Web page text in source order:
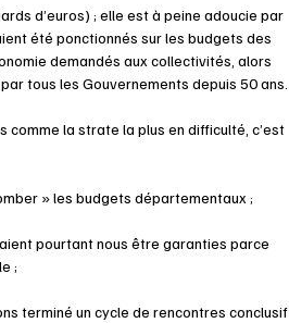
d’euros) ; elle est à peine adoucie par
été ponctionnés sur les budgets des
demandés aux collectivités, alors
tous les Gouvernements depuis 50 ans.
comme la strate la plus en difficulté, c’est
» les budgets départementaux ;
pourtant nous être garanties parce
;
terminé un cycle de rencontres conclusif